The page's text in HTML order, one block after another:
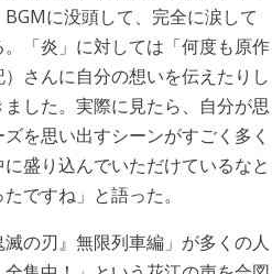
に没頭して、完全に涙して
「炎」に対しては「何度も原作
さんに自分の想いを伝えたりし
した。実際に見たら、自分が思
を思い出すシーンがすごく多く
盛り込んでいただけているなと
ですね」と語った。
の刃』無限列車編」が多くの人